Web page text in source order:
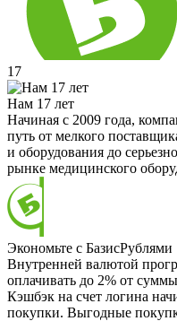
17
Нам 17 лет
Начиная с 2009 года,
путь от мелкого
и оборудования до
рынке медицинского
Экономьте с БазисРублями
Внутренней валютой
оплачивать до 2% от
Кэшбэк на счет логина
покупки. Выгодные